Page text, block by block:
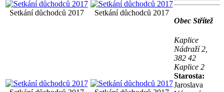
Setkání důchodců 2017 Setkání důchodců 2017
Obec Střítež
Kaplice
Nádraží 2,
382 42
Kaplice 2
Starosta:
Jaroslava